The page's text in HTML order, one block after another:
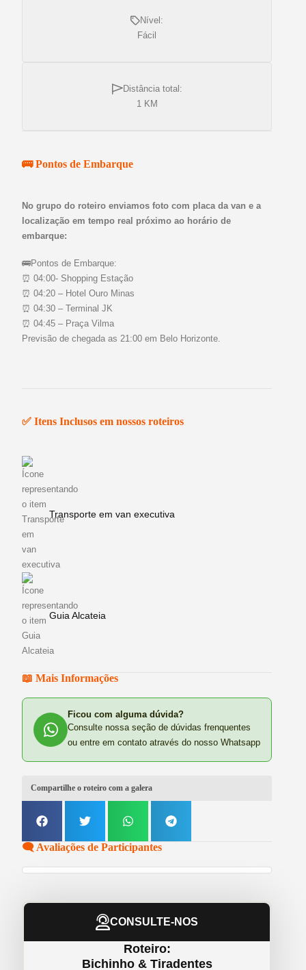
Nível:
Fácil
Distância total:
1 KM
🚌 Pontos de Embarque
No grupo do roteiro enviamos foto com placa da van e a
localização em tempo real próximo ao horário de
embarque:
🚌Pontos de Embarque:
⏰ 04:00- Shopping Estação
⏰ 04:20 – Hotel Ouro Minas
⏰ 04:30 – Terminal JK
⏰ 04:45 – Praça Vilma
Previsão de chegada as 21:00 em Belo Horizonte.
✅ Itens Inclusos em nossos roteiros
Transporte em van executiva
Guia Alcateia
📖 Mais Informações
Ficou com alguma dúvida?
Consulte nossa seção de dúvidas frenquentes
ou entre em contato através do nosso Whatsapp
Compartilhe o roteiro com a galera
🗨️ Avaliações de Participantes
CONSULTE-NOS
Roteiro:
Bichinho & Tiradentes